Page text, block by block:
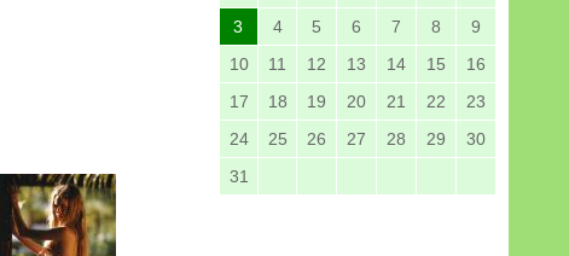
3
4 5 6 7 8
9
10
11 12 13 14 15
16
17
18 19 20 21 22
23
24
25 26 27 28 29
30
31